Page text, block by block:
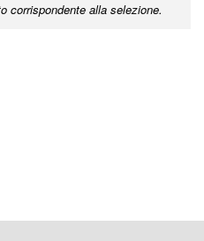
corrispondente alla selezione.